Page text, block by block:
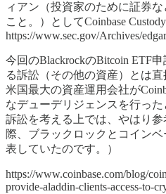
ィアン（投資家のために証券
こと。）としてCoinbase
https://www.sec.gov/Archives/
今回のBlackrockのBitcoin ETF
る訴訟（その他の資産）とは
米国最大の資産運用会社が
なデューデリジェンスを行っ
訴訟を考える上では、やはり
際、ブラックロックとコイン
表していたのです。）
https://www.coinbase.com/blog/
provide-aladdin-clients-access-to-